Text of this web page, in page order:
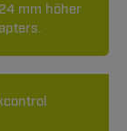
mm höher